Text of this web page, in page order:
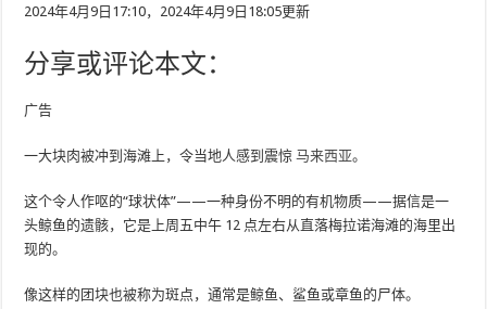
2024年4月9日17:10，2024年4月9日18:05更新
分享或评论本文：
广告
一大块肉被冲到海滩上，令当地人感到震惊马来西亚。
这个令人作呕的“球状体”——一种身份不明的有机物质——据信是一
头鲸鱼的遗骸，它是上周五中午 12 点左右从直落梅拉诺海滩的海里出
现的。
像这样的团块也被称为斑点，通常是鲸鱼、鲨鱼或章鱼的尸体。